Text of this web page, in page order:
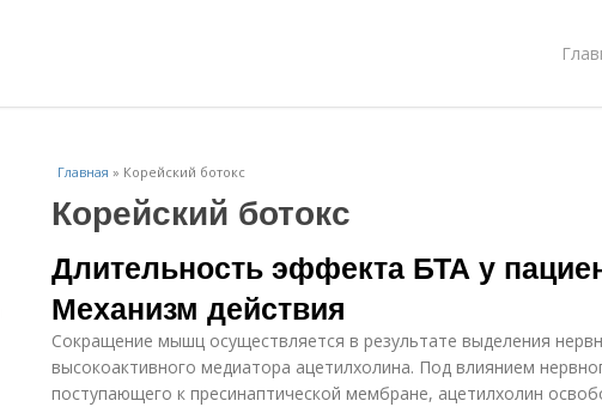
Главная » Корейский ботокс
Корейский ботокс
Длительность эффекта БТА у
Механизм действия
Сокращение мышц осуществляется в результате выделения
высокоактивного медиатора ацетилхолина. Под влиянием
поступающего к пресинаптической мембране, ацетилхолин